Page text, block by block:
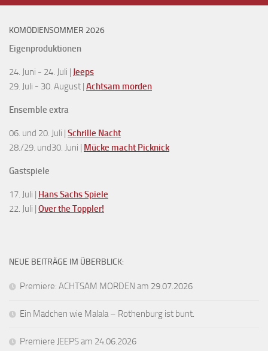
KOMÖDIENSOMMER 2026
Eigenproduktionen
24. Juni - 24. Juli | Jeeps
29. Juli - 30. August | Achtsam morden
Ensemble extra
06. und 20. Juli | Schrille Nacht
28./29. und30. Juni | Mücke macht Picknick
Gastspiele
17. Juli | Hans Sachs Spiele
22. Juli | Over the Toppler!
NEUE BEITRÄGE IM ÜBERBLICK:
Premiere: ACHTSAM MORDEN am 29.07.2026
Ein Mädchen wie Malala – Rothenburg ist bunt.
Premiere JEEPS am 24.06.2026